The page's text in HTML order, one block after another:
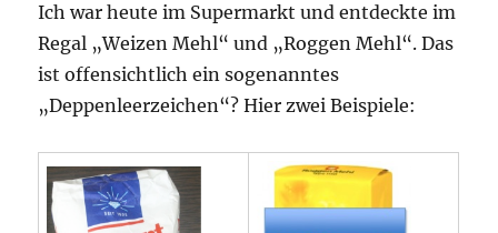
Ich war heute im Supermarkt und entdeckte im
Regal „Weizen Mehl“ und „Roggen Mehl“. Das
ist offensichtlich ein sogenanntes
„Deppenleerzeichen“? Hier zwei Beispiele: